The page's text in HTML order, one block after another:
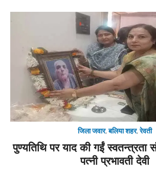
जिला जवार,बलिया शहर,रेवती
पुण्यतिथि पर याद की गईं स्वतन्त्रता
पत्नी प्रभावती देवी